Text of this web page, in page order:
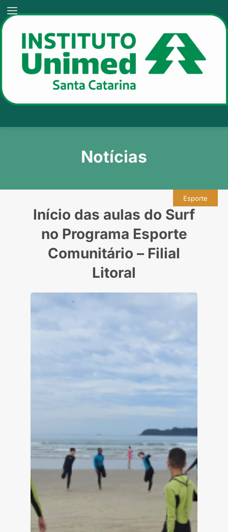
Notícias
Início das aulas do Surf
no Programa Esporte
Comunitário – Filial
Litoral
Esporte